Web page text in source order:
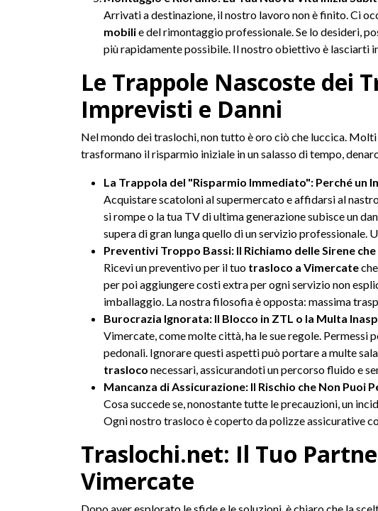
Arrivati a destinazione, il nostro lavoro non è finito. Ci
mobilie del rimontaggio professionale. Se lo desideri,
più rapidamente possibile. Il nostro obiettivo è lasciarti
Le Trappole Nascoste dei
Imprevisti e Danni
Nel mondo dei traslochi, non tutto è oro ciò che luccica.
trasformano il risparmio iniziale in un salasso di tempo,
La Trappola del "Risparmio Immediato": Perché un
Acquistare scatoloni al supermercato e affidarsi al
si rompe o la tua TV di ultima generazione subisce un
supera di gran lunga quello di un servizio professionale.
Preventivi Troppo Bassi: Il Richiamo delle Sirene
Ricevi un preventivo per il tuo trasloco a Vimercate
per poi aggiungere costi extra per ogni servizio non
imballaggio. La nostra filosofia è opposta: massima
Burocrazia Ignorata: Il Blocco in ZTL o la Multa
Vimercate, come molte città, ha le sue regole.
pedonali. Ignorare questi aspetti può portare a multe
trasloco necessari, assicurandoti un percorso fluido e
Mancanza di Assicurazione: Il Rischio che Non Puoi
Cosa succede se, nonostante tutte le precauzioni, un
Ogni nostro trasloco è coperto da polizze assicurative
Traslochi.net: Il Tuo
Vimercate